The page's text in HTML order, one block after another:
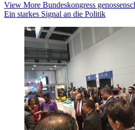
View More Bundeskongress
Ein starkes Signal an die Politik